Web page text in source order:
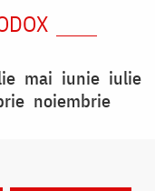
mai iunie iulie
noiembrie